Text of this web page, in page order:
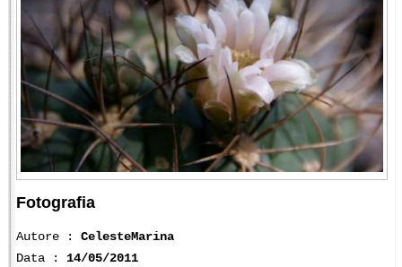
Fotografia
Autore : CelesteMarina
Data : 14/05/2011